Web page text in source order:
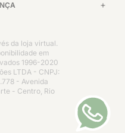
da loja virtual.
em
1996-2020
LTDA - CNPJ:
- Avenida
- Centro, Rio